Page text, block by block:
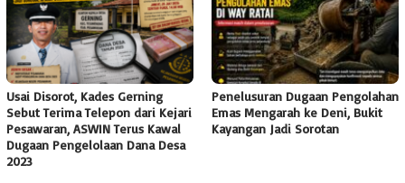
Usai Disorot, Kades Gerning
Sebut Terima Telepon dari Kejari
Pesawaran, ASWIN Terus Kawal
Dugaan Pengelolaan Dana Desa
2023
Penelusuran Dugaan Pengolahan
Emas Mengarah ke Deni, Bukit
Kayangan Jadi Sorotan